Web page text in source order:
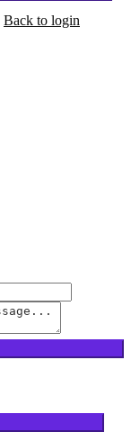
Back to login